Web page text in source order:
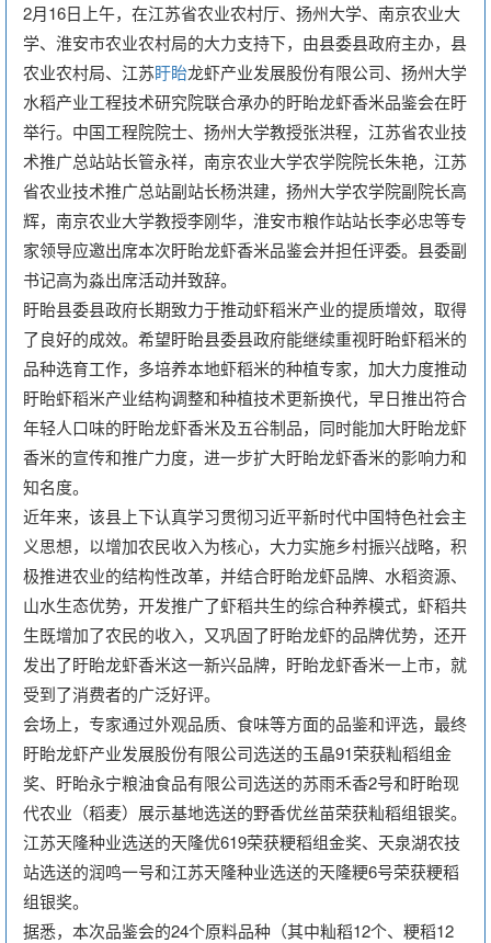
2月16日上午，在江苏省农业农村厅、扬州大学、南京农业大
学、淮安市农业农村局的大力支持下，由县委县政府主办，县
农业农村局、江苏盱眙龙虾产业发展股份有限公司、扬州大学
水稻产业工程技术研究院联合承办的盱眙龙虾香米品鉴会在盱
举行。中国工程院院士、扬州大学教授张洪程，江苏省农业技
术推广总站站长管永祥，南京农业大学农学院院长朱艳，江苏
省农业技术推广总站副站长杨洪建，扬州大学农学院副院长高
辉，南京农业大学教授李刚华，淮安市粮作站站长李必忠等专
家领导应邀出席本次盱眙龙虾香米品鉴会并担任评委。县委副
书记高为淼出席活动并致辞。
盱眙县委县政府长期致力于推动虾稻米产业的提质增效，取得
了良好的成效。希望盱眙县委县政府能继续重视盱眙虾稻米的
品种选育工作，多培养本地虾稻米的种植专家，加大力度推动
盱眙虾稻米产业结构调整和种植技术更新换代，早日推出符合
年轻人口味的盱眙龙虾香米及五谷制品，同时能加大盱眙龙虾
香米的宣传和推广力度，进一步扩大盱眙龙虾香米的影响力和
知名度。
近年来，该县上下认真学习贯彻习近平新时代中国特色社会主
义思想，以增加农民收入为核心，大力实施乡村振兴战略，积
极推进农业的结构性改革，并结合盱眙龙虾品牌、水稻资源、
山水生态优势，开发推广了虾稻共生的综合种养模式，虾稻共
生既增加了农民的收入，又巩固了盱眙龙虾的品牌优势，还开
发出了盱眙龙虾香米这一新兴品牌，盱眙龙虾香米一上市，就
受到了消费者的广泛好评。
会场上，专家通过外观品质、食味等方面的品鉴和评选，最终
盱眙龙虾产业发展股份有限公司选送的玉晶91荣获籼稻组金
奖、盱眙永宁粮油食品有限公司选送的苏雨禾香2号和盱眙现
代农业（稻麦）展示基地选送的野香优丝苗荣获籼稻组银奖。
江苏天隆种业选送的天隆优619荣获粳稻组金奖、天泉湖农技
站选送的润鸣一号和江苏天隆种业选送的天隆粳6号荣获粳稻
组银奖。
据悉，本次品鉴会的24个原料品种（其中籼稻12个、粳稻12